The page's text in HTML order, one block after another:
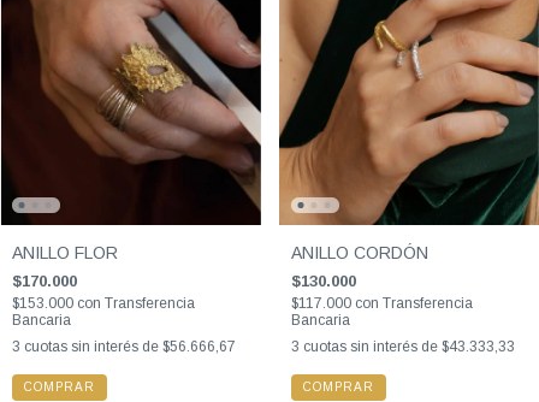
ANILLO FLOR
$170.000
$153.000 con Transferencia
Bancaria
3 cuotas sin interés de $56.666,67
COMPRAR
ANILLO CORDÓN
$130.000
$117.000 con Transferencia
Bancaria
3 cuotas sin interés de $43.333,33
COMPRAR